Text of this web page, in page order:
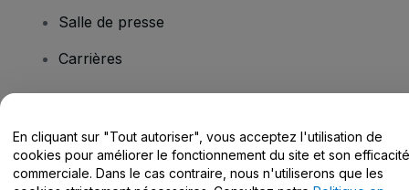
Salle de presse
Carrières
Centre d'assistance / Nous contacter
En cliquant sur "Tout autoriser", vous acceptez l'utilisation de
cookies pour améliorer le fonctionnement du site et son efficacité
commerciale. Dans le cas contraire, nous n'utiliserons que les